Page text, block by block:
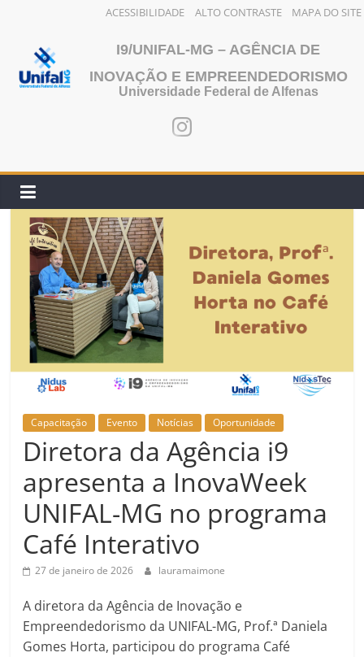
ACESSIBILIDADE ALTO CONTRASTE MAPA DO SITE
I9/UNIFAL-MG – AGÊNCIA DE
INOVAÇÃO E EMPREENDEDORISMO
Universidade Federal de Alfenas
Capacitação Evento Notícias Oportunidade
Diretora da Agência i9
apresenta a InovaWeek
UNIFAL-MG no programa
Café Interativo
27 de janeiro de 2026 lauramaimone
A diretora da Agência de Inovação e
Empreendedorismo da UNIFAL-MG, Prof.ª Daniela
Gomes Horta, participou do programa Café